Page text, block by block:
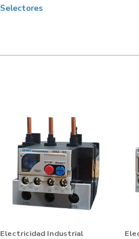
Selectores
Electricidad Industrial